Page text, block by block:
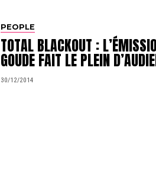
PEOPLE
TOTAL BLACKOUT :
GOUDE FAIT LE PLEIN
30/12/2014